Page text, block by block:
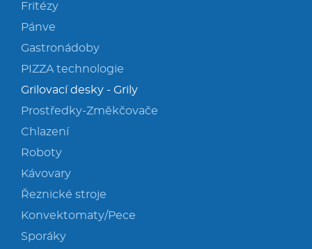
Fritézy
Pánve
Gastronádoby
PIZZA technologie
Grilovací desky - Grily
Prostředky-Změkčovače
Chlazení
Roboty
Kávovary
Řeznické stroje
Konvektomaty/Pece
Sporáky